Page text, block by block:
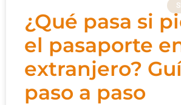
¿Qué pasa si
el pasaporte
extranjero?
paso a paso